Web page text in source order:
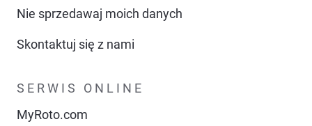
Nie sprzedawaj moich danych
Skontaktuj się z nami
SERWIS ONLINE
MyRoto.com